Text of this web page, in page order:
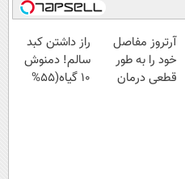
آرتروز مفاصل
خود را به طور
قطعی درمان
راز داشتن کبد
سالم! دمنوش
10 گیاه(55%